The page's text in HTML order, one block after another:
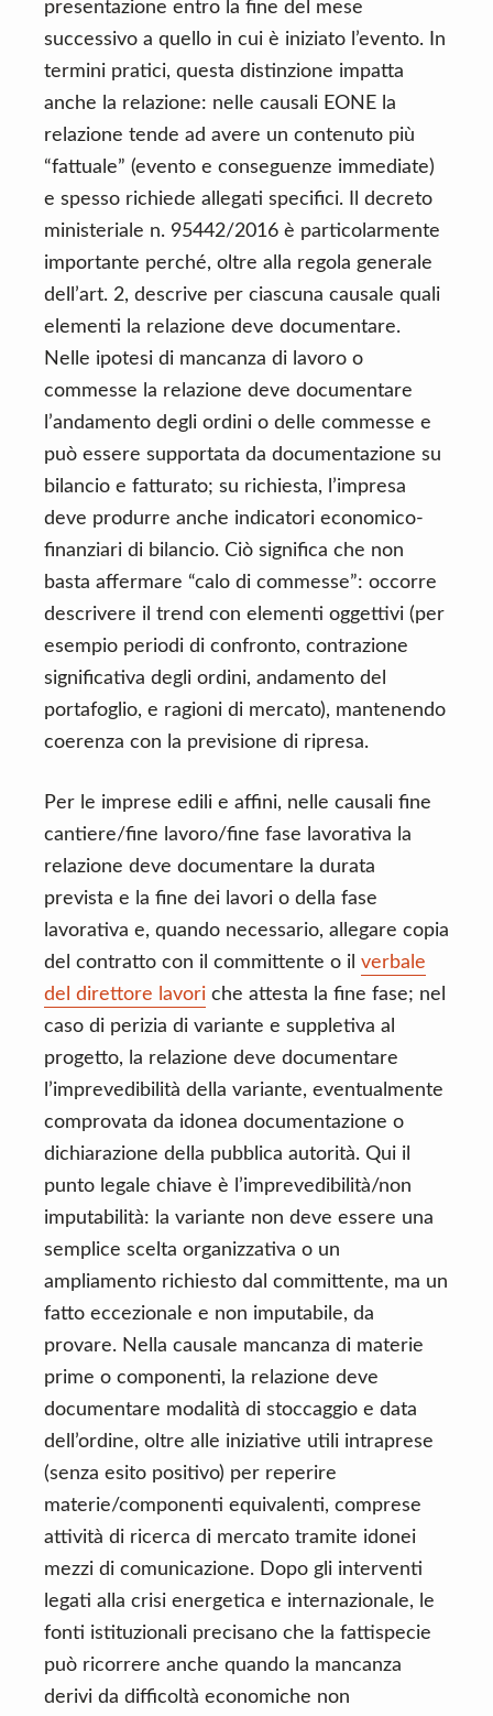
presentazione entro la fine del mese
successivo a quello in cui è iniziato l’evento. In
termini pratici, questa distinzione impatta
anche la relazione: nelle causali EONE la
relazione tende ad avere un contenuto più
“fattuale” (evento e conseguenze immediate)
e spesso richiede allegati specifici. Il decreto
ministeriale n. 95442/2016 è particolarmente
importante perché, oltre alla regola generale
dell’art. 2, descrive per ciascuna causale quali
elementi la relazione deve documentare.
Nelle ipotesi di mancanza di lavoro o
commesse la relazione deve documentare
l’andamento degli ordini o delle commesse e
può essere supportata da documentazione su
bilancio e fatturato; su richiesta, l’impresa
deve produrre anche indicatori economico-
finanziari di bilancio. Ciò significa che non
basta affermare “calo di commesse”: occorre
descrivere il trend con elementi oggettivi (per
esempio periodi di confronto, contrazione
significativa degli ordini, andamento del
portafoglio, e ragioni di mercato), mantenendo
coerenza con la previsione di ripresa.
Per le imprese edili e affini, nelle causali fine
cantiere/fine lavoro/fine fase lavorativa la
relazione deve documentare la durata
prevista e la fine dei lavori o della fase
lavorativa e, quando necessario, allegare copia
del contratto con il committente o il verbale
del direttore lavori che attesta la fine fase; nel
caso di perizia di variante e suppletiva al
progetto, la relazione deve documentare
l’imprevedibilità della variante, eventualmente
comprovata da idonea documentazione o
dichiarazione della pubblica autorità. Qui il
punto legale chiave è l’imprevedibilità/non
imputabilità: la variante non deve essere una
semplice scelta organizzativa o un
ampliamento richiesto dal committente, ma un
fatto eccezionale e non imputabile, da
provare. Nella causale mancanza di materie
prime o componenti, la relazione deve
documentare modalità di stoccaggio e data
dell’ordine, oltre alle iniziative utili intraprese
(senza esito positivo) per reperire
materie/componenti equivalenti, comprese
attività di ricerca di mercato tramite idonei
mezzi di comunicazione. Dopo gli interventi
legati alla crisi energetica e internazionale, le
fonti istituzionali precisano che la fattispecie
può ricorrere anche quando la mancanza
derivi da difficoltà economiche non